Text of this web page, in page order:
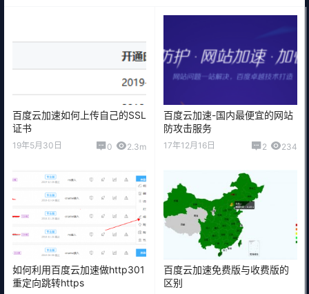
百度云加速如何上传自己的SSL
证书
19年5月30日 0 2.3m
百度云加速-国内最便宜的网站
防攻击服务
17年12月16日 2 234
如何利用百度云加速做http301
重定向跳转https
百度云加速免费版与收费版的
区别